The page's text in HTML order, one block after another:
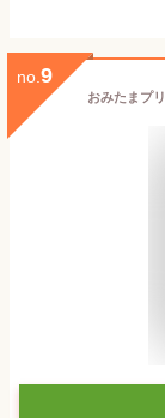
no. 9